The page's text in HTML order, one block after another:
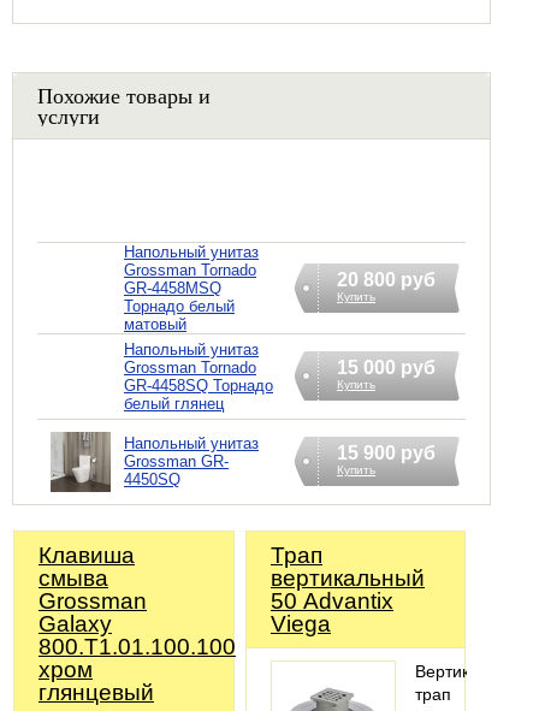
Похожие товары и
услуги
Напольный унитаз
Grossman Tornado
GR-4458MSQ
Торнадо белый
матовый
20 800 руб
Купить
Напольный унитаз
Grossman Tornado
GR-4458SQ Торнадо
белый глянец
15 000 руб
Купить
Напольный унитаз
Grossman GR-
4450SQ
15 900 руб
Купить
Клавиша
смыва
Grossman
Galaxy
800.T1.01.100.100
хром
глянцевый
Трап
вертикальный
50 Advantix
Viega
Вертикальный
трап